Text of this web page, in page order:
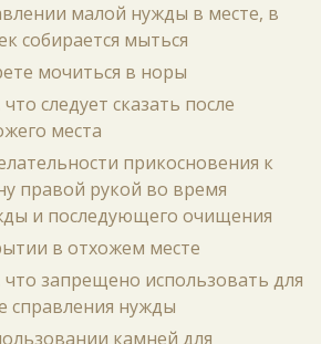
малой нужды в месте, в
собирается мыться
мочиться в норы
следует сказать после
места
прикосновения к
правой рукой во время
и последующего очищения
в отхожем месте
что запрещено использовать для
справления нужды
камней для